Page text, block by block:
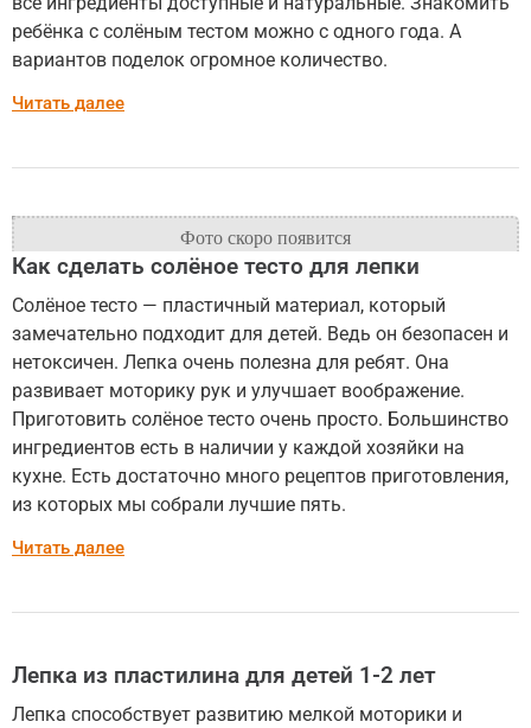
ребёнка с солёным тестом можно с одного года. А
вариантов поделок огромное количество.
Читать далее
Как сделать солёное тесто для лепки
Солёное тесто — пластичный материал, который
замечательно подходит для детей. Ведь он безопасен и
нетоксичен. Лепка очень полезна для ребят. Она
развивает моторику рук и улучшает воображение.
Приготовить солёное тесто очень просто. Большинство
ингредиентов есть в наличии у каждой хозяйки на
кухне. Есть достаточно много рецептов приготовления,
из которых мы собрали лучшие пять.
Читать далее
Лепка из пластилина для детей 1-2 лет
Лепка способствует развитию мелкой моторики и